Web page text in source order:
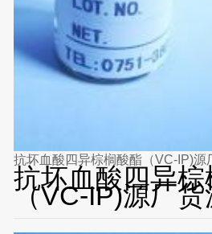
抗坏血酸四异棕榈酸酯（VC-IP)源
抗坏血酸四异棕
（VC-IP)源厂货